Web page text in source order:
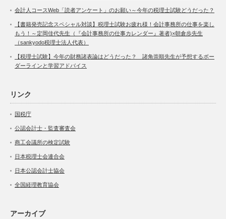
会計人コースWeb「読者アンケート」のお願い～今年の税理士試験どうだった？
【書籍発売記念スペシャル対談】税理士試験お疲れ様！会計事務所の仕事を楽し
もう！～定岡佳代先生（『会計事務所の仕事カレンダー』著者)×朝倉歩先生
（sankyodo税理士法人代表）
【税理士試験】今年の財務諸表論はどうだった？ 諸角崇順先生が予想するボー
ダーラインと学習アドバイス
リンク
国税庁
公認会計士・監査審査会
商工会議所の検定試験
日本税理士会連合会
日本公認会計士協会
全国経理教育協会
アーカイブ